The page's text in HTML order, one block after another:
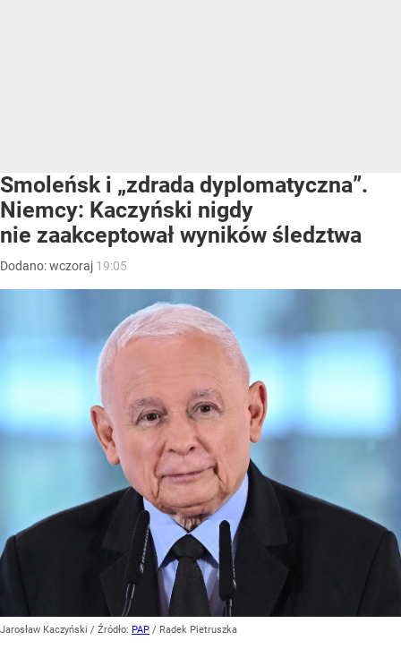
Smoleńsk i „zdrada dyplomatyczna”.
Niemcy: Kaczyński nigdy
nie zaakceptował wyników śledztwa
Dodano:wczoraj 19:05
Jarosław Kaczyński / Źródło: PAP / Radek Pietruszka